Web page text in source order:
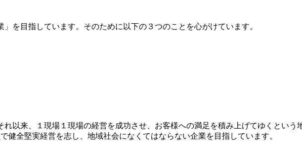
を目指しています。そのために以下の３つのことを心がけています。
以来、１現場１現場の経営を成功させ、お客様への満足を積み上げてゆくという
全堅実経営を志し、地域社会になくてはならない企業を目指しています。